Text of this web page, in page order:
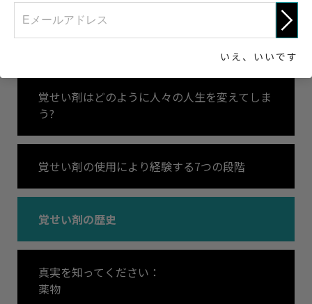
覚せい剤の致命的な影響
覚せい剤はどのように人々の人生を変えてしま
う?
覚せい剤の使用により経験する7つの段階
覚せい剤の歴史
真実を知ってください：
薬物
いえ、いいです